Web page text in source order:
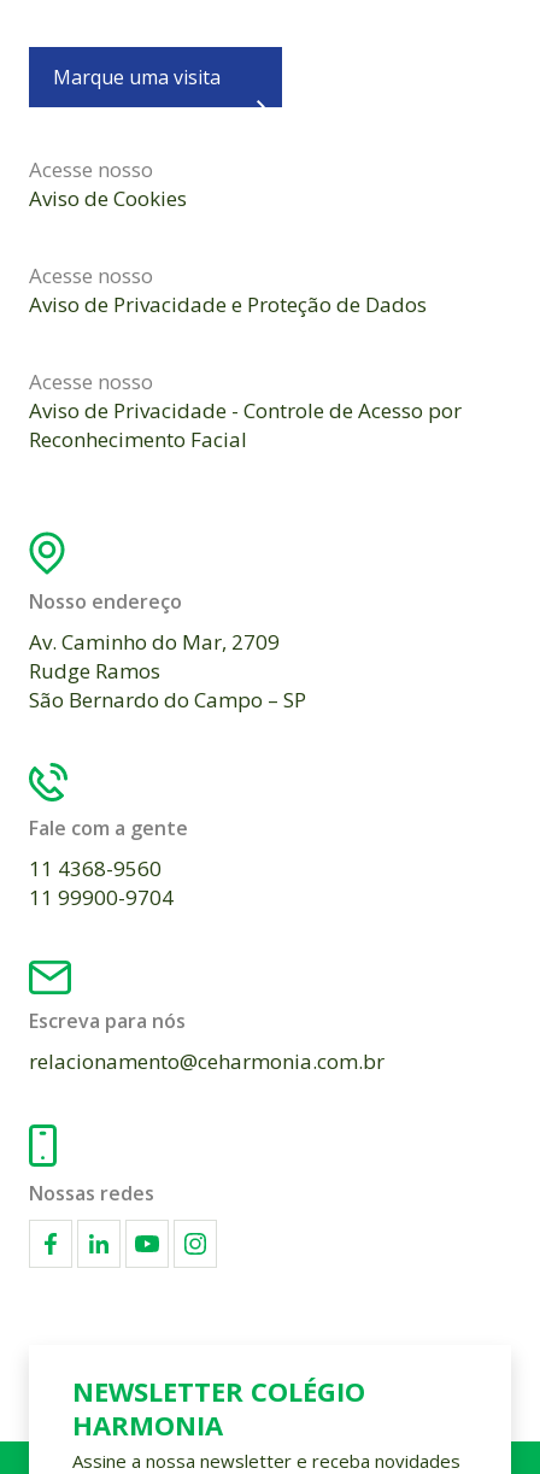
Marque uma visita
Acesse nosso
Aviso de Cookies
Acesse nosso
Aviso de Privacidade e Proteção de Dados
Acesse nosso
Aviso de Privacidade - Controle de Acesso por
Reconhecimento Facial
Nosso endereço
Av. Caminho do Mar, 2709
Rudge Ramos
São Bernardo do Campo – SP
Fale com a gente
11 4368-9560
11 99900-9704
Escreva para nós
relacionamento@ceharmonia.com.br
Nossas redes
NEWSLETTER COLÉGIO
HARMONIA
Assine a nossa newsletter e receba novidades